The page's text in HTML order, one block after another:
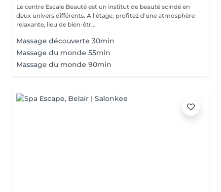
Le centre Escale Beauté est un institut de beauté scindé en
deux univers différents. A l'étage, profitez d'une atmosphère
relaxante, lieu de bien-êtr...
Massage découverte 30min
Massage du monde 55min
Massage du monde 90min